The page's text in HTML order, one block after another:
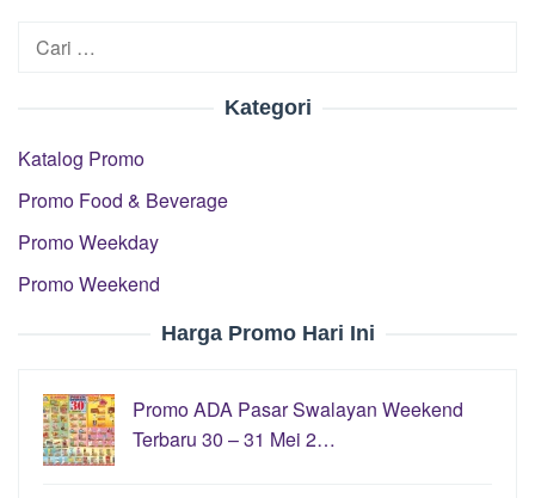
Cari
Kategori
Katalog Promo
Promo Food & Beverage
Promo Weekday
Promo Weekend
Harga Promo Hari Ini
Promo ADA Pasar Swalayan Weekend
Terbaru 30 – 31 Mei 2…